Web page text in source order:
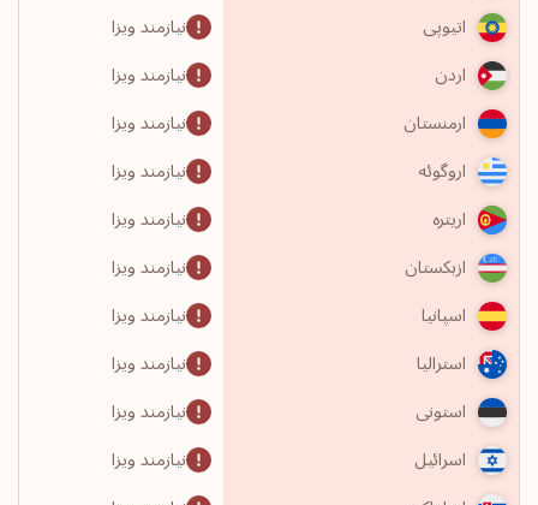
اتیوپی
نیازمند ویزا
اردن
نیازمند ویزا
ارمنستان
نیازمند ویزا
اروگوئه
نیازمند ویزا
اریتره
نیازمند ویزا
ازبکستان
نیازمند ویزا
اسپانیا
نیازمند ویزا
استرالیا
نیازمند ویزا
استونی
نیازمند ویزا
اسرائیل
نیازمند ویزا